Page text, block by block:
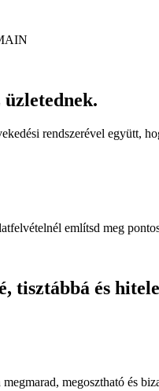
rendszerével együtt,
említsd meg
tisztábbá és
megosztható és